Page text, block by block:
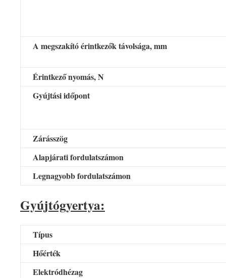
A megszakító érintkezők távolsága, mm
Érintkező nyomás, N
Gyújtási időpont
Zárásszög
Alapjárati fordulatszámon
Legnagyobb fordulatszámon
Gyújtógyertya:
Típus
Hőérték
Elektródhézag